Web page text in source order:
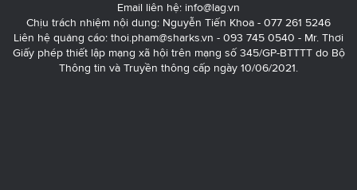
Email liên hệ: info@lag.vn
Chịu trách nhiệm nội dung: Nguyễn Tiến Khoa - 077 261 5246
Liên hệ quảng cáo: thoi.pham@sharks.vn - 093 745 0540 - Mr. Thơi
Giấy phép thiết lập mạng xã hội trên mạng số 345/GP-BTTTT do Bộ
Thông tin và Truyền thông cấp ngày 10/06/2021.